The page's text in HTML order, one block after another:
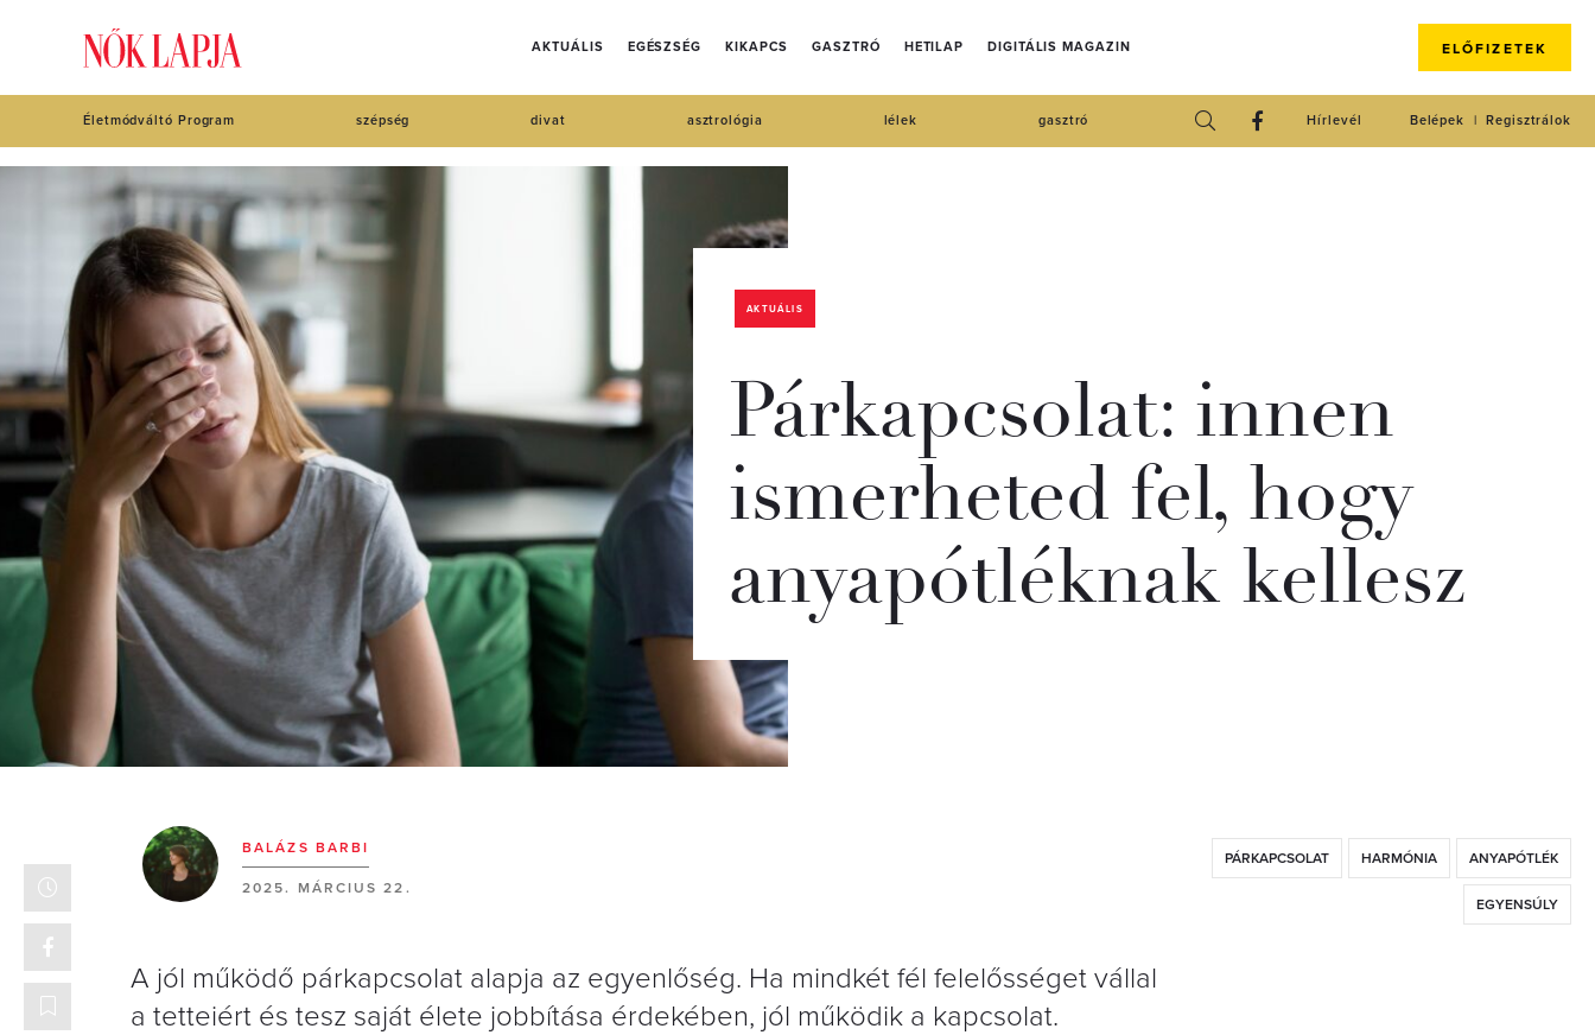
AKTUÁLIS EGÉSZSÉG KIKAPCS GASZTRÓ HETILAP DIGITÁLIS MAGAZIN ELŐFIZETEK
Életmódváltó Program szépség divat asztrológia lélek gasztró Regisztrálok
Belépek
Hírlevél
AKTUÁLIS
Párkapcsolat: innen
ismerheted fel, hogy
anyapótléknak kellesz
BALÁZS BARBI
2025. MÁRCIUS 22.
PÁRKAPCSOLAT HARMÓNIA ANYAPÓTLÉK
EGYENSÚLY
A jól működő párkapcsolat alapja az egyenlőség. Ha mindkét fél felelősséget vállal
a tetteiért és tesz saját élete jobbítása érdekében, jól működik a kapcsolat.